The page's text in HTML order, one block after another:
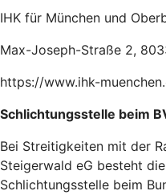
IHK für München und
Max-Joseph-Straße 2,
https://www.ihk-
Schlichtungsstelle beim
Bei Streitigkeiten mit der
Steigerwald eG besteht
Schlichtungsstelle beim